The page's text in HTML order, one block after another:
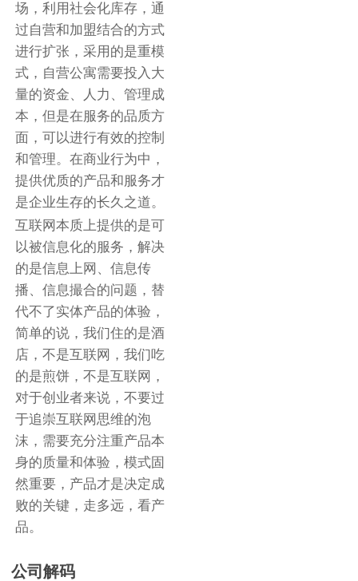
场，利用社会化库存，通
过自营和加盟结合的方式
进行扩张，采用的是重模
式，自营公寓需要投入大
量的资金、人力、管理成
本，但是在服务的品质方
面，可以进行有效的控制
和管理。在商业行为中，
提供优质的产品和服务才
是企业生存的长久之道。
互联网本质上提供的是可
以被信息化的服务，解决
的是信息上网、信息传
播、信息撮合的问题，替
代不了实体产品的体验，
简单的说，我们住的是酒
店，不是互联网，我们吃
的是煎饼，不是互联网，
对于创业者来说，不要过
于追崇互联网思维的泡
沫，需要充分注重产品本
身的质量和体验，模式固
然重要，产品才是决定成
败的关键，走多远，看产
品。
公司解码